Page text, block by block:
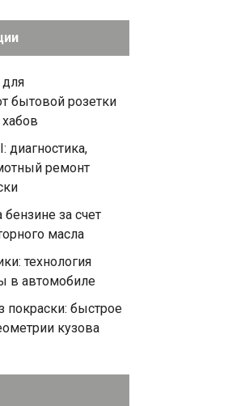
бытовой розетки
диагностика,
ремонт
за счет
масла
технология
в автомобиле
покраски: быстрое
кузова